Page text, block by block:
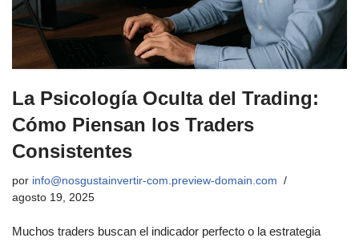
La Psicología Oculta del Trading:
Cómo Piensan los Traders
Consistentes
por info@nosgustainvertir-com.preview-domain.com
agosto 19, 2025
Muchos traders buscan el indicador perfecto o la estrategia